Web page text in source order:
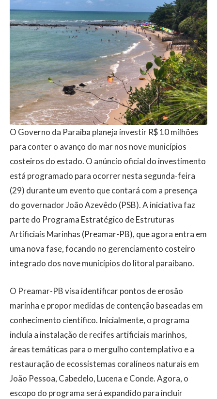
O Governo da Paraíba planeja investir R$ 10 milhões
para conter o avanço do mar nos nove municípios
costeiros do estado. O anúncio oficial do investimento
está programado para ocorrer nesta segunda-feira
(29) durante um evento que contará com a presença
do governador João Azevêdo (PSB). A iniciativa faz
parte do Programa Estratégico de Estruturas
Artificiais Marinhas (Preamar-PB), que agora entra em
uma nova fase, focando no gerenciamento costeiro
integrado dos nove municípios do litoral paraibano.
O Preamar-PB visa identificar pontos de erosão
marinha e propor medidas de contenção baseadas em
conhecimento científico. Inicialmente, o programa
incluía a instalação de recifes artificiais marinhos,
áreas temáticas para o mergulho contemplativo e a
restauração de ecossistemas coralíneos naturais em
João Pessoa, Cabedelo, Lucena e Conde. Agora, o
escopo do programa será expandido para incluir